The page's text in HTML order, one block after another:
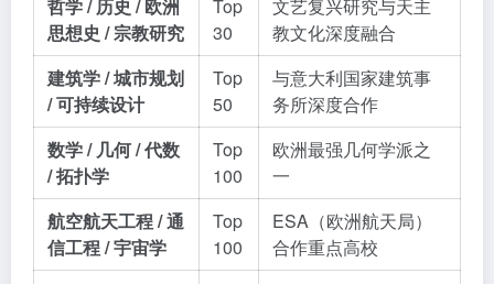
哲学 / 历史 / 欧洲
思想史 / 宗教研究
Top
30
文艺复兴研究与天主
教文化深度融合
建筑学 / 城市规划
/ 可持续设计
Top
50
与意大利国家建筑事
务所深度合作
数学 / 几何 / 代数
/ 拓扑学
Top
100
欧洲最强几何学派之
一
航空航天工程 / 通
信工程 / 宇宙学
Top
100
ESA（欧洲航天局）
合作重点高校